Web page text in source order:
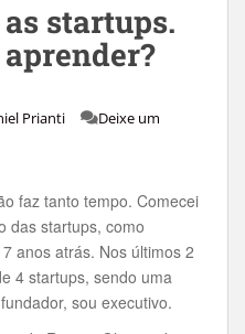
startups.
aprender?
Prianti
Deixe um
faz tanto tempo. Comecei
das startups, como
anos atrás. Nos últimos 2
4 startups, sendo uma
sou executivo.